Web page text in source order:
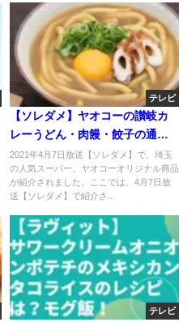
テレビ
【ソレダメ】ヤオコーの讃岐カ
レーうどん・肉饅・餃子の通
販・お取り寄せは？4月7日
2021年4月7日放送【ソレダメ】で、埼玉
の人気スーパー。ヤオコーオリジナル商品
が紹介されました。ここでは、4月7日放
送【ソレダメ】で紹介さ...
テレビ